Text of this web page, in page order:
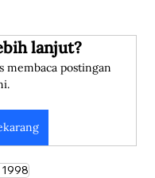
lanjut?
membaca postingan
1998